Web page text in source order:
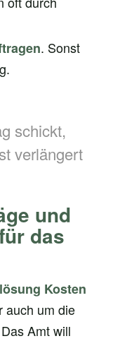
. Sonst
schickt,
verlängert
und
das
Kosten
um die
Amt will